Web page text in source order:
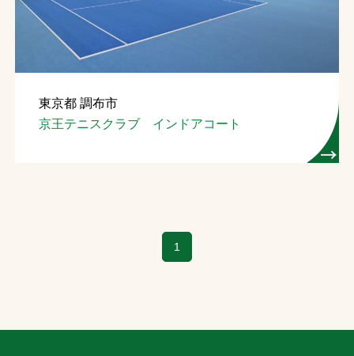
東京都 調布市
京王テニスクラブ インドアコート
1